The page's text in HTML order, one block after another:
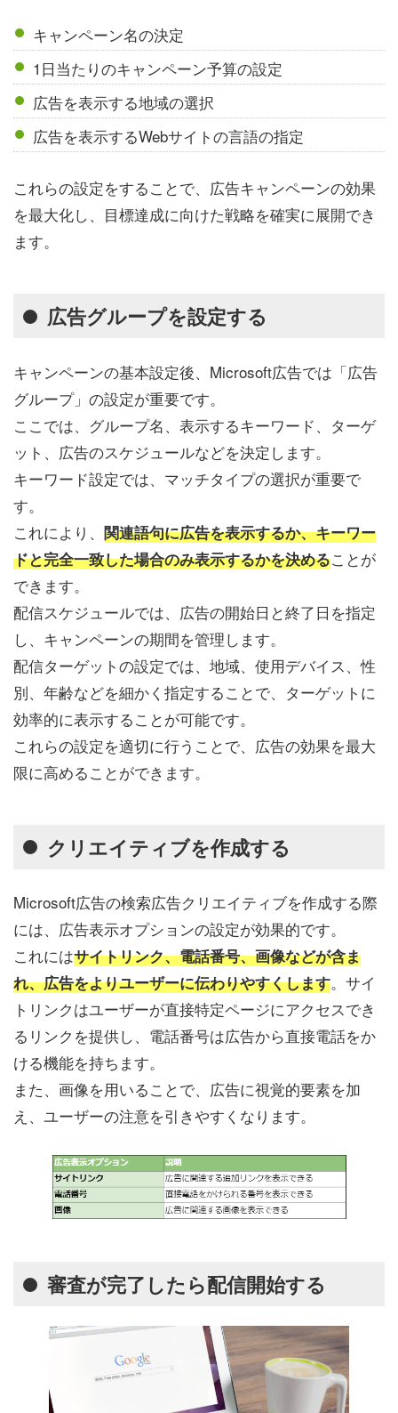
キャンペーン名の決定
1日当たりのキャンペーン予算の設定
広告を表示する地域の選択
広告を表示するWebサイトの言語の指定
これらの設定をすることで、広告キャンペーンの効果
を最大化し、目標達成に向けた戦略を確実に展開でき
ます。
広告グループを設定する
キャンペーンの基本設定後、Microsoft広告では「広告
グループ」の設定が重要です。
ここでは、グループ名、表示するキーワード、ターゲ
ット、広告のスケジュールなどを決定します。
キーワード設定では、マッチタイプの選択が重要で
す。
これにより、 関連語句に広告を表示するか、キーワー
ドと完全一致した場合のみ表示するかを決めることが
できます。
配信スケジュールでは、広告の開始日と終了日を指定
し、キャンペーンの期間を管理します。
配信ターゲットの設定では、地域、使用デバイス、性
別、年齢などを細かく指定することで、ターゲットに
効率的に表示することが可能です。
これらの設定を適切に行うことで、広告の効果を最大
限に高めることができます。
クリエイティブを作成する
Microsoft広告の検索広告クリエイティブを作成する際
には、広告表示オプションの設定が効果的です。
これにはサイトリンク、電話番号、画像などが含ま
れ、広告をよりユーザーに伝わりやすくします。サイ
トリンクはユーザーが直接特定ページにアクセスでき
るリンクを提供し、電話番号は広告から直接電話をか
ける機能を持ちます。
また、画像を用いることで、広告に視覚的要素を加
え、ユーザーの注意を引きやすくなります。
審査が完了したら配信開始する